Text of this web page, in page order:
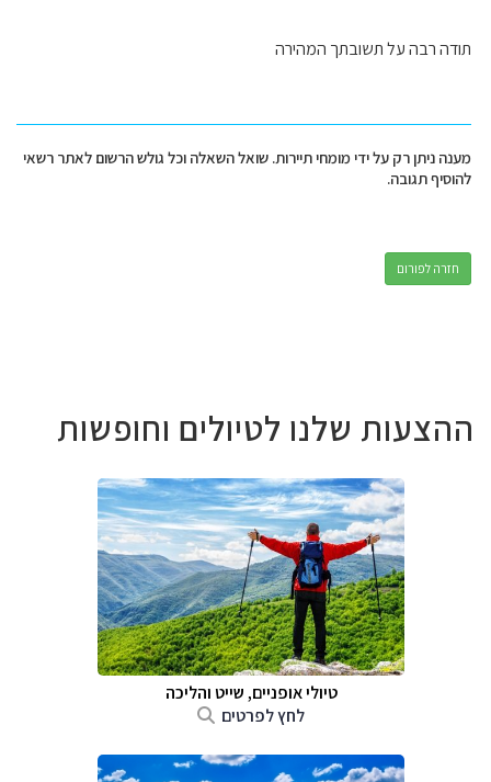
תודה רבה על תשובתך המהירה
מענה ניתן רק על ידי מומחי תיירות. שואל השאלה וכל גולש הרשום לאתר רשאי
להוסיף תגובה.
חזרה לפורום
ההצעות שלנו לטיולים וחופשות
טיולי אופניים, שייט והליכה
לחץ לפרטים